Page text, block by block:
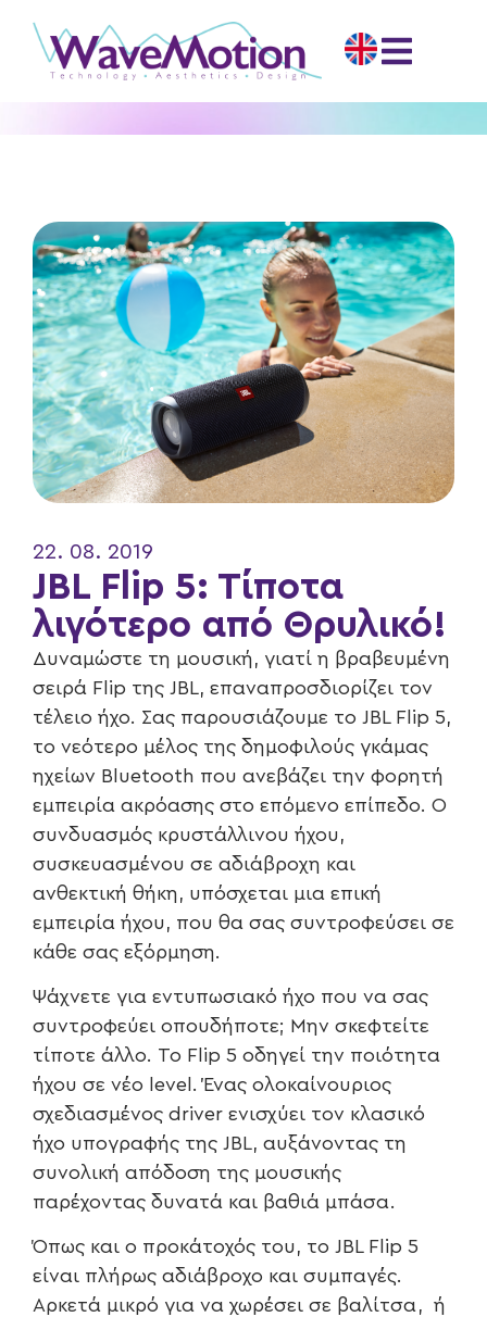
22. 08. 2019
JBL Flip 5: Tίποτα
λιγότερο από Θρυλικό!
Δυναμώστε τη μουσική, γιατί η βραβευμένη
σειρά Flip της JBL, επαναπροσδιορίζει τον
τέλειο ήχο. Σας παρουσιάζουμε το JBL Flip 5,
το νεότερο μέλος της δημοφιλούς γκάμας
ηχείων Bluetooth που ανεβάζει την φορητή
εμπειρία ακρόασης στο επόμενο επίπεδο. Ο
συνδυασμός κρυστάλλινου ήχου,
συσκευασμένου σε αδιάβροχη και
ανθεκτική θήκη, υπόσχεται μια επική
εμπειρία ήχου, που θα σας συντροφεύσει σε
κάθε σας εξόρμηση.
Ψάχνετε για εντυπωσιακό ήχο που να σας
συντροφεύει οπουδήποτε; Μην σκεφτείτε
τίποτε άλλο. Το Flip 5 οδηγεί την ποιότητα
ήχου σε νέο level. Ένας oλοκαίνουριος
σχεδιασμένος driver ενισχύει τον κλασικό
ήχο υπογραφής της JBL, αυξάνοντας τη
συνολική απόδοση της μουσικής
παρέχοντας δυνατά και βαθιά μπάσα.
Όπως και ο προκάτοχός του, το JBL Flip 5
είναι πλήρως αδιάβροχο και συμπαγές.
Αρκετά μικρό για να χωρέσει σε βαλίτσα, ή